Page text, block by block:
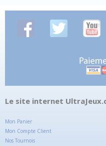
Le site internet
Mon Panier
Mon Compte Client
Nos Tournois